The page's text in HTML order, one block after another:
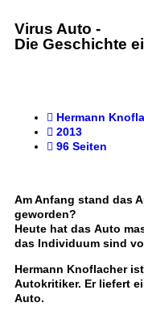
Virus Auto -
Die Geschichte
Hermann
2013
96 Seiten
Am Anfang stand das
geworden?
Heute hat das Auto
das Individuum sind
Hermann Knoflacher
Autokritiker. Er liefert
Auto.